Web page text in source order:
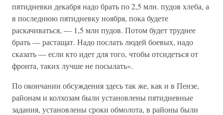
пятидневки декабря надо брать по 2,5 млн. пудов хлеба, а
в последнюю пятидневку ноября, пока будете
раскачиваться, — 1,5 млн пудов. Потом будет труднее
брать — растащат. Надо послать людей боевых, надо
сказать — если кто идет для того, чтобы отсидеться от
фронта, таких лучше не посылать».
По окончании обсуждения здесь так же, как и в Пензе,
районам и колхозам были установлены пятидневные
задания, установлены сроки обмолота, в районы были